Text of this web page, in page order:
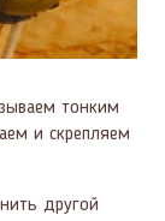
тонким
и скрепляем
другой